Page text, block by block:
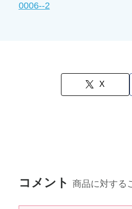
0006--2
X
コメント 商品に対する